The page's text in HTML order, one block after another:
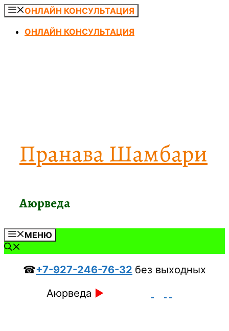
Перейти
содержимому
ОНЛАЙН КОНСУЛЬТАЦИЯ
ОНЛАЙН КОНСУЛЬТАЦИЯ
Пранава Шамбари
Аюрведа
МЕНЮ
☎+7-927-246-76-32 без выходных
Аюрведа ►